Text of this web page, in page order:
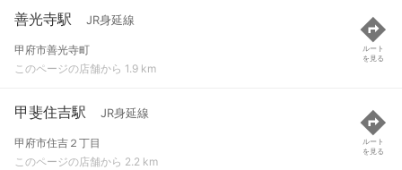
善光寺駅 JR身延線
甲府市善光寺町
このページの店舗から 1.9 km
ルート
を見る
甲斐住吉駅 JR身延線
甲府市住吉２丁目
このページの店舗から 2.2 km
ルート
を見る